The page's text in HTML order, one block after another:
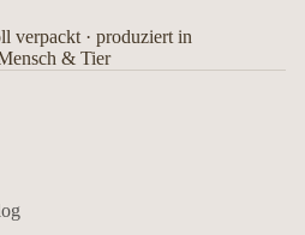
verpackt · produziert in
& Tier